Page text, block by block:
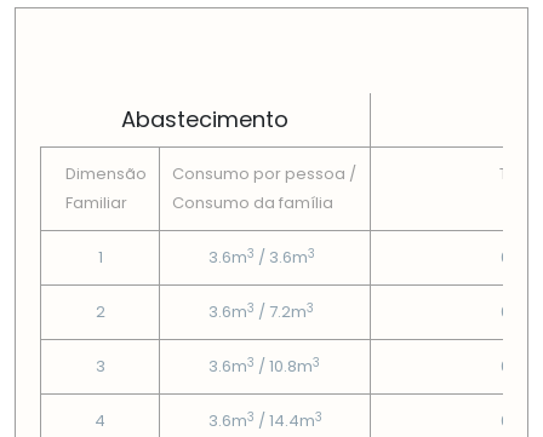
Abastecimento
Dimensão
Familiar
Consumo por pessoa /
Consumo da famí­lia
Tarifa
1 3.6m3 / 3.6m3 0.77€
2 3.6m3 / 7.2m3 0.77€
3 3.6m3 / 10.8m3 0.77€
4 3.6m3 / 14.4m3 0.77€